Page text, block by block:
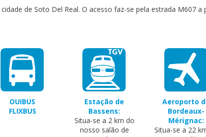
de Soto Del Real. O acesso faz-se pela estrada M607
OUIBUS
FLIXBUS
Estação de
Bassens:
Situa-se a 2 km do
nosso salão de
Aeroporto
Bordeaux-
Mérignac:
Situa-se a 22